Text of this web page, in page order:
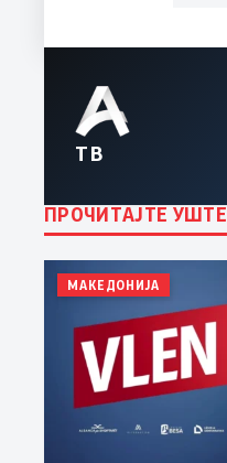
ТВ
ПРОЧИТАЈТЕ УШТЕ
МАКЕДОНИЈА